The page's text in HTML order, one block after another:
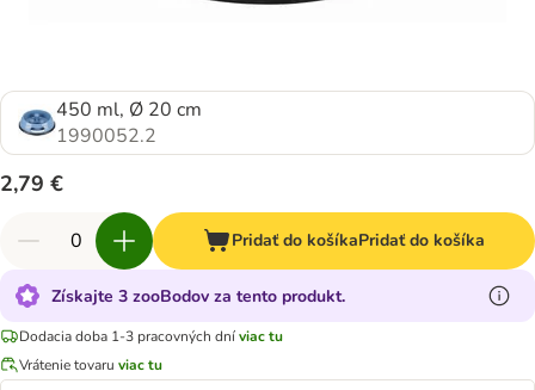
450 ml, Ø 20 cm
1990052.2
2,79 €
Pridať do košíkaPridať do košíka
Získajte 3 zooBodov za tento produkt.
Dodacia doba 1-3 pracovných dníviac tu
Vrátenie tovaru viac tu